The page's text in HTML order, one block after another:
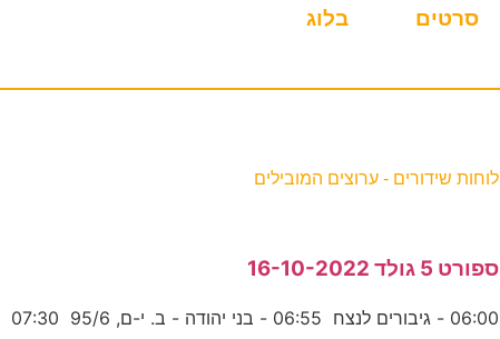
סרטים בלוג
לוחות שידורים - ערוצים המובילים
ספורט 5 גולד 16-10-2022
06:00 - גיבורים לנצח 06:55 - בני יהודה - ב. י-ם, 95/6 07:30